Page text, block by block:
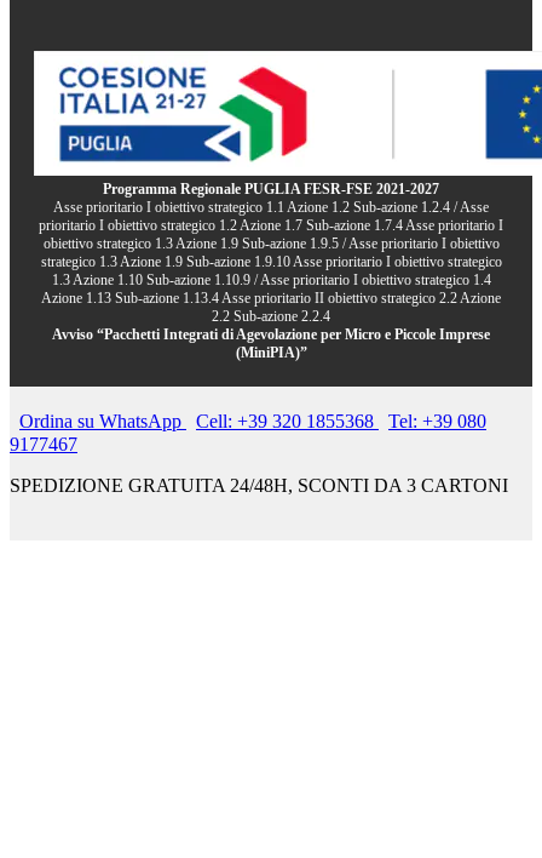
Programma Regionale PUGLIA FESR-FSE 2021-2027
Asse prioritario I obiettivo strategico 1.1 Azione 1.2 Sub-azione 1.2.4 / Asse
prioritario I obiettivo strategico 1.2 Azione 1.7 Sub-azione 1.7.4 Asse prioritario I
obiettivo strategico 1.3 Azione 1.9 Sub-azione 1.9.5 / Asse prioritario I obiettivo
strategico 1.3 Azione 1.9 Sub-azione 1.9.10 Asse prioritario I obiettivo strategico
1.3 Azione 1.10 Sub-azione 1.10.9 / Asse prioritario I obiettivo strategico 1.4
Azione 1.13 Sub-azione 1.13.4 Asse prioritario II obiettivo strategico 2.2 Azione
2.2 Sub-azione 2.2.4
Avviso “Pacchetti Integrati di Agevolazione per Micro e Piccole Imprese
(MiniPIA)”
Ordina su WhatsApp Cell: +39 320 1855368
Tel: +39 080
9177467
SPEDIZIONE GRATUITA 24/48H, SCONTI DA 3 CARTONI